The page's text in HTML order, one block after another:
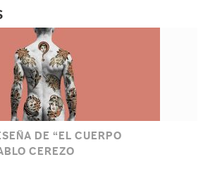
DE “EL CUERPO
CEREZO